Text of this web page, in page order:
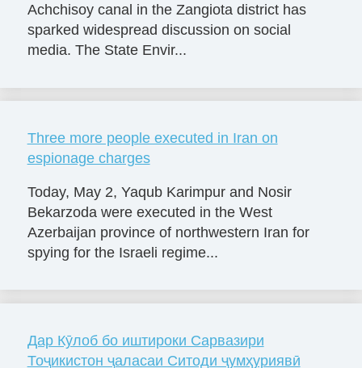
Achchisoy canal in the Zangiota district has
sparked widespread discussion on social
media. The State Envir...
Three more people executed in Iran on
espionage charges
Today, May 2, Yaqub Karimpur and Nosir
Bekarzoda were executed in the West
Azerbaijan province of northwestern Iran for
spying for the Israeli regime...
Дар Кӯлоб бо иштироки Сарвазири
Тоҷикистон ҷаласаи Ситоди ҷумҳуриявӣ